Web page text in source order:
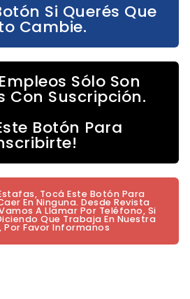
Si Querés Que
Cambie.
Sólo Son
Con Suscripción.
Botón Para
Tocá Este Botón Para
En Ninguna. Desde Revista
A Llamar Por Teléfono, Si
Que Trabaja En Nuestra
Por Favor Informanos